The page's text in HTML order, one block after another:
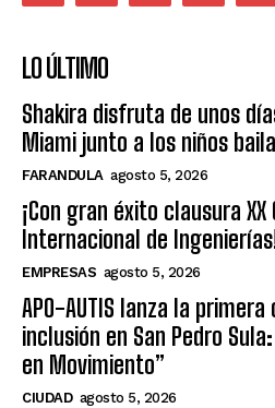
LO ÚLTIMO
Shakira disfruta de unos
Miami junto a los niños
FARANDULA agosto 5, 2026
¡Con gran éxito clausura XX
Internacional de
EMPRESAS agosto 5, 2026
APO-AUTIS lanza la
inclusión en San Pedro
en Movimiento”
CIUDAD agosto 5, 2026